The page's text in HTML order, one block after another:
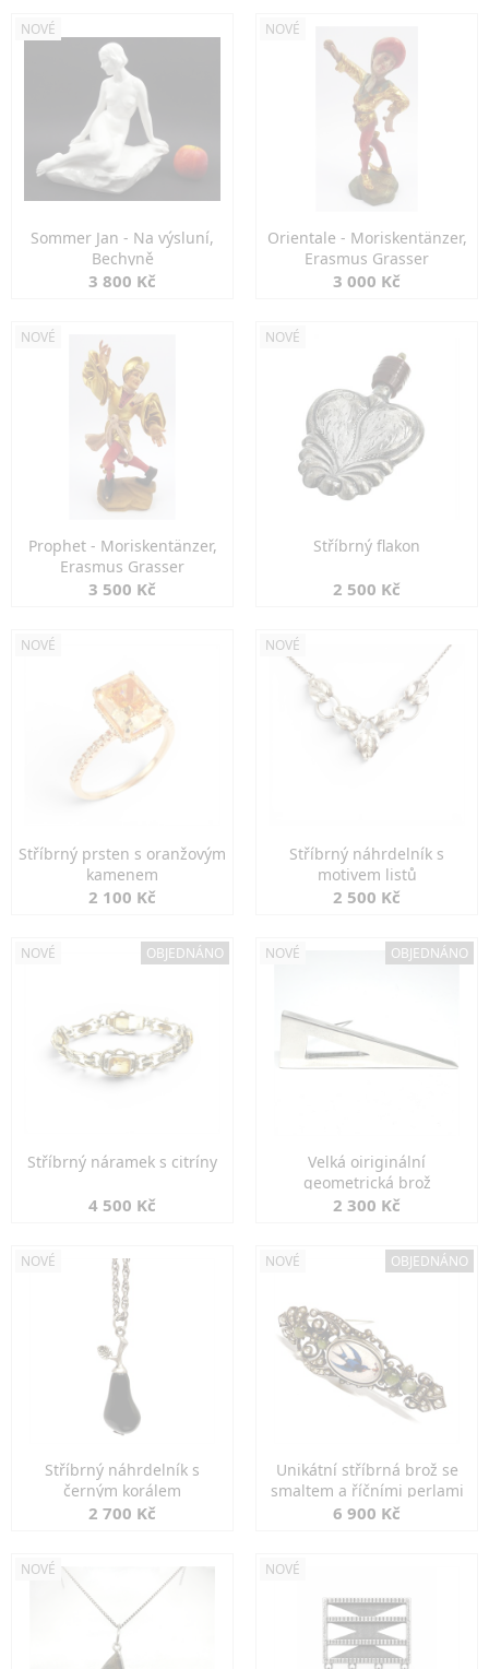
NOVÉ
Sommer Jan - Na výsluní,
Bechyně
3 800 Kč
NOVÉ
Orientale - Moriskentänzer,
Erasmus Grasser
3 000 Kč
NOVÉ
Prophet - Moriskentänzer,
Erasmus Grasser
3 500 Kč
NOVÉ
Stříbrný flakon
2 500 Kč
NOVÉ
Stříbrný prsten s oranžovým
kamenem
2 100 Kč
NOVÉ
Stříbrný náhrdelník s
motivem listů
2 500 Kč
NOVÉ OBJEDNÁNO
Stříbrný náramek s citríny
4 500 Kč
NOVÉ OBJEDNÁNO
Velká oiriginální
geometrická brož
2 300 Kč
NOVÉ
Stříbrný náhrdelník s
černým korálem
2 700 Kč
NOVÉ OBJEDNÁNO
Unikátní stříbrná brož se
smaltem a říčními perlami
6 900 Kč
NOVÉ NOVÉ